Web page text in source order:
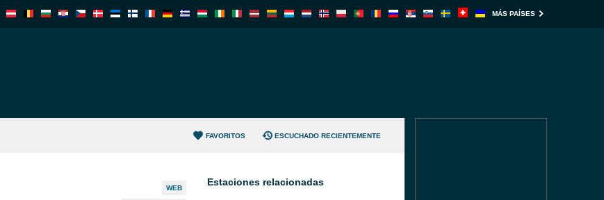
MÁS PAÍSES
FAVORITOS ESCUCHADO RECIENTEMENTE
WEB
Estaciones relacionadas